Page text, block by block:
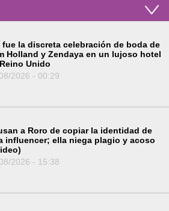
fue la discreta celebración de boda de
Holland y Zendaya en un lujoso hotel
Unido
2026 - 00:29
a Roro de copiar la identidad de
influencer; ella niega plagio y acoso
2026 - 15:38